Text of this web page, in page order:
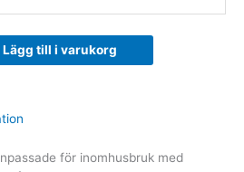
Lägg till i varukorg
för inomhusbruk med